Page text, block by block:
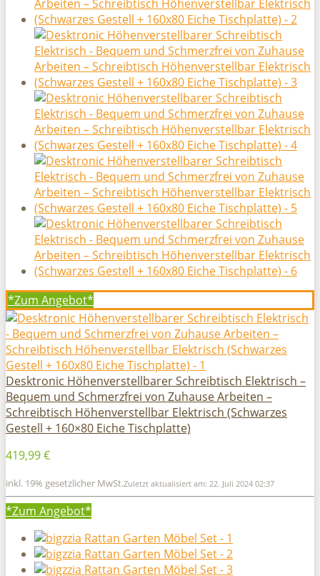
*Zum Angebot*
Desktronic Höhenverstellbarer Schreibtisch Elektrisch –
Bequem und Schmerzfrei von Zuhause Arbeiten –
Schreibtisch Höhenverstellbar Elektrisch (Schwarzes
Gestell + 160×80 Eiche Tischplatte)
419,99 €
inkl. 19% gesetzlicher MwSt.Zuletzt aktualisiert am: 22. Juli 2024 02:37
*Zum Angebot*